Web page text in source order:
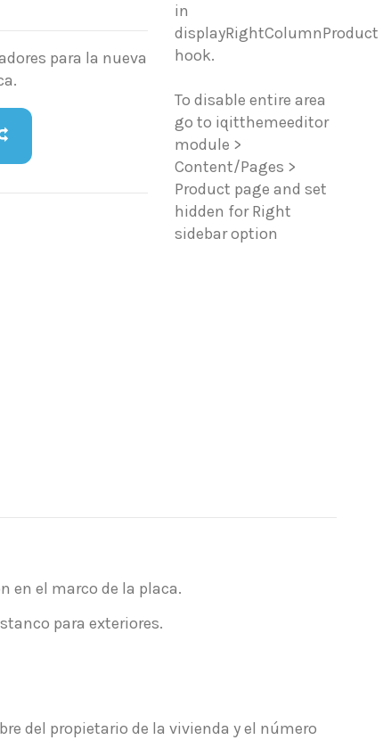
para la nueva
in
displayRightColumnProduct
hook.
To disable entire area
go to iqitthemeeditor
module >
Content/Pages >
Product page and set
hidden for Right
sidebar option
en el marco de la placa.
para exteriores.
del propietario de la vivienda y el número